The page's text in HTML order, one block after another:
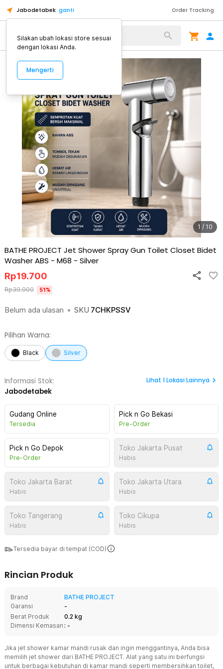
Jabodetabek ganti Order Tracking
Alat Kopi
1 / 10
BATHE PROJECT Jet Shower Spray Gun Toilet Closet Bidet
Washer ABS - M68 - Silver
Belum ada ulasan • SKU 7CHKPSSV
Rp19.700
Rp39.900 51%
Pilihan Warna:
Black Silver
Informasi Stok:
Jabodetabek
Lihat 1Lokasi Lainnya
Gudang Online
Tersedia
Pick n Go Bekasi
Pre-Order
Pick n Go Depok
Pre-Order
Toko Jakarta Pusat
Habis
Toko Jakarta Barat
Habis
Toko Jakarta Utara
Habis
Toko Tangerang
Habis
Toko Cikupa
Habis
Tersedia bayar di tempat (COD)
Rincian Produk
Brand
BATHE PROJECT
Garansi
-
Berat Produk
0.2 kg
Dimensi Kemasan : -
Jika jet shower kamar mandi rusak dan ingin menggantinya, Anda bisa
memilih jet shower dari BATHE PROJECT. Alat yang satu ini berfungsi
untuk berbagai kebutuhan di kamar mandi seperti membersihkan toilet,
Silakan ubah lokasi store sesuai
dengan lokasi Anda.
Mengerti